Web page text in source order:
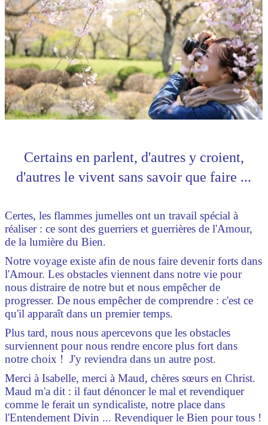
Certains en parlent, d'autres y croient,
d'autres le vivent sans savoir que faire ...
Certes, les flammes jumelles ont un travail spécial à
réaliser : ce sont des guerriers et guerrières de l'Amour,
de la lumière du Bien.
Notre voyage existe afin de nous faire devenir forts dans
l'Amour. Les obstacles viennent dans notre vie pour
nous distraire de notre but et nous empêcher de
progresser. De nous empêcher de comprendre : c'est ce
qu'il apparaît dans un premier temps.
Plus tard, nous nous apercevons que les obstacles
surviennent pour nous rendre encore plus fort dans
notre choix ! J'y reviendra dans un autre post.
Merci à Isabelle, merci à Maud, chères sœurs en Christ.
Maud m'a dit : il faut dénoncer le mal et revendiquer
comme le ferait un syndicaliste, notre place dans
l'Entendement Divin ... Revendiquer le Bien pour tous !